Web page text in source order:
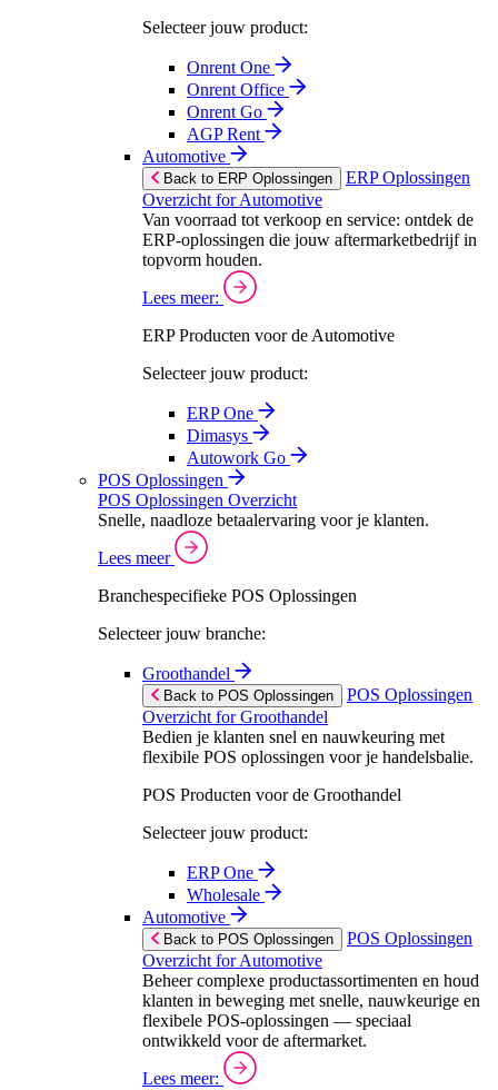
Selecteer jouw product:
Onrent One
Onrent Office
Onrent Go
AGP Rent
Automotive
Back to ERP Oplossingen
ERP Oplossingen
Overzicht for Automotive
Van voorraad tot verkoop en service: ontdek de
ERP-oplossingen die jouw aftermarketbedrijf in
topvorm houden.
Lees meer:
ERP Producten voor de Automotive
Selecteer jouw product:
ERP One
Dimasys
Autowork Go
POS Oplossingen
POS Oplossingen Overzicht
Snelle, naadloze betaalervaring voor je klanten.
Lees meer
Branchespecifieke POS Oplossingen
Selecteer jouw branche:
Groothandel
Back to POS Oplossingen
POS Oplossingen
Overzicht for Groothandel
Bedien je klanten snel en nauwkeuring met
flexibile POS oplossingen voor je handelsbalie.
POS Producten voor de Groothandel
Selecteer jouw product:
ERP One
Wholesale
Automotive
Back to POS Oplossingen
POS Oplossingen
Overzicht for Automotive
Beheer complexe productassortimenten en houd
klanten in beweging met snelle, nauwkeurige en
flexibele POS-oplossingen — speciaal
ontwikkeld voor de aftermarket.
Lees meer: